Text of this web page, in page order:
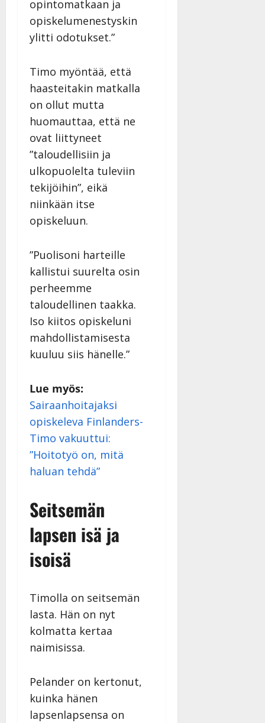
opintomatkaan ja
opiskelumenestyskin
ylitti odotukset.”
Timo myöntää, että
haasteitakin matkalla
on ollut mutta
huomauttaa, että ne
ovat liittyneet
”taloudellisiin ja
ulkopuolelta tuleviin
tekijöihin”, eikä
niinkään itse
opiskeluun.
”Puolisoni harteille
kallistui suurelta osin
perheemme
taloudellinen taakka.
Iso kiitos opiskeluni
mahdollistamisesta
kuuluu siis hänelle.”
Lue myös:
Sairaanhoitajaksi
opiskeleva Finlanders-
Timo vakuuttui:
”Hoitotyö on, mitä
haluan tehdä”
Seitsemän
lapsen isä ja
isoisä
Timolla on seitsemän
lasta. Hän on nyt
kolmatta kertaa
naimisissa.
Pelander on kertonut,
kuinka hänen
lapsenlapsensa on